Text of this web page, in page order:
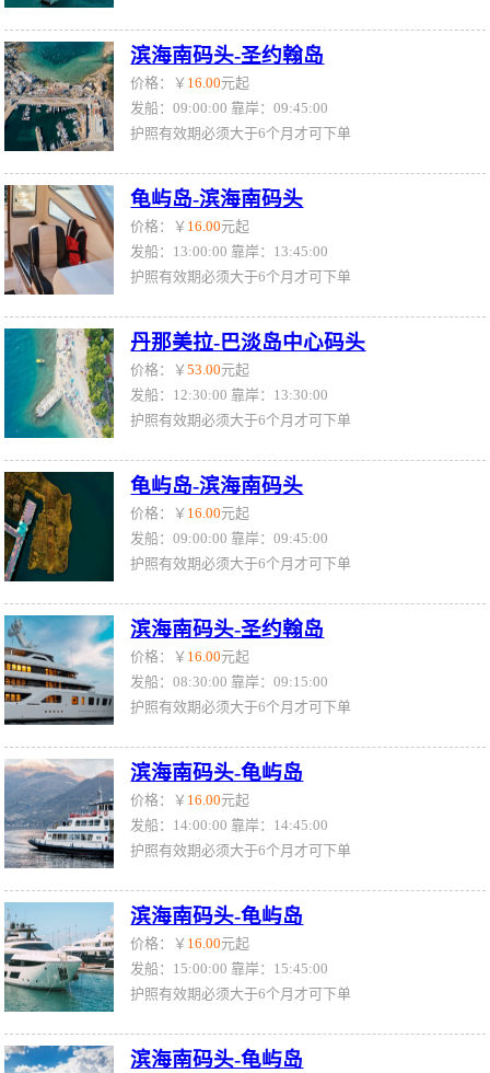
滨海南码头-圣约翰岛
价格：￥ 16.00元起
发船：09:00:00 靠岸：09:45:00
护照有效期必须大于6个月才可下单
龟屿岛-滨海南码头
价格：￥ 16.00元起
发船：13:00:00 靠岸：13:45:00
护照有效期必须大于6个月才可下单
丹那美拉-巴淡岛中心码头
价格：￥53.00元起
发船：12:30:00 靠岸：13:30:00
护照有效期必须大于6个月才可下单
龟屿岛-滨海南码头
价格：￥ 16.00元起
发船：09:00:00 靠岸：09:45:00
护照有效期必须大于6个月才可下单
滨海南码头-圣约翰岛
价格：￥ 16.00元起
发船：08:30:00 靠岸：09:15:00
护照有效期必须大于6个月才可下单
滨海南码头-龟屿岛
价格：￥ 16.00元起
发船：14:00:00 靠岸：14:45:00
护照有效期必须大于6个月才可下单
滨海南码头-龟屿岛
价格：￥ 16.00元起
发船：15:00:00 靠岸：15:45:00
护照有效期必须大于6个月才可下单
滨海南码头-龟屿岛